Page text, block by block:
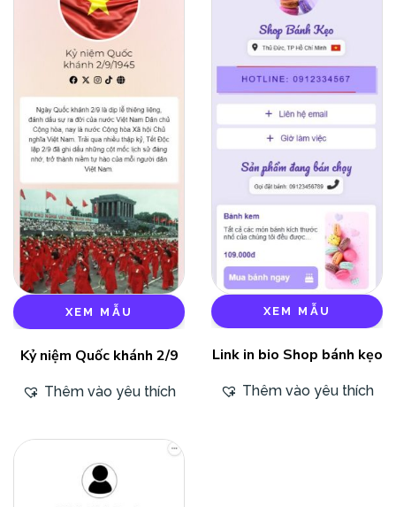
XEM MẪU
Kỷ niệm Quốc khánh 2/9
Thêm vào yêu thích
XEM MẪU
Link in bio Shop bánh kẹo
Thêm vào yêu thích